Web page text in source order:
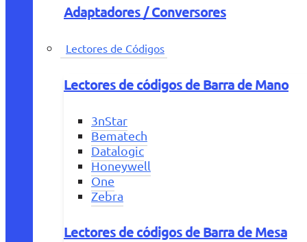
Adaptadores / Conversores
Lectores de Códigos
Lectores de códigos de Barra de Mano
3nStar
Bematech
Datalogic
Honeywell
One
Zebra
Lectores de códigos de Barra de Mesa